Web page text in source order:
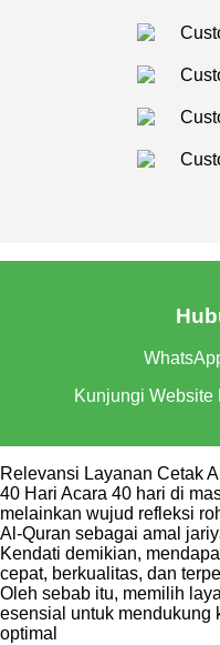
Kunjungi Website
Relevansi Layanan Cetak
40 Hari Acara 40 hari di
melainkan wujud refleksi
Al-Quran sebagai amal
Kendati demikian,
cepat, berkualitas, dan
Oleh sebab itu, memilih
esensial untuk mendukung
optimal